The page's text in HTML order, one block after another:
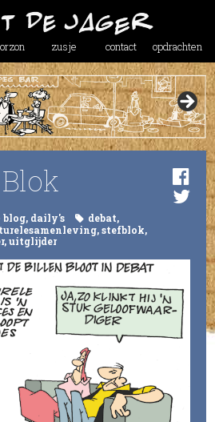
zusje contact opdrachten
blog, daily's debat,
,stefblok,
,uitglijder